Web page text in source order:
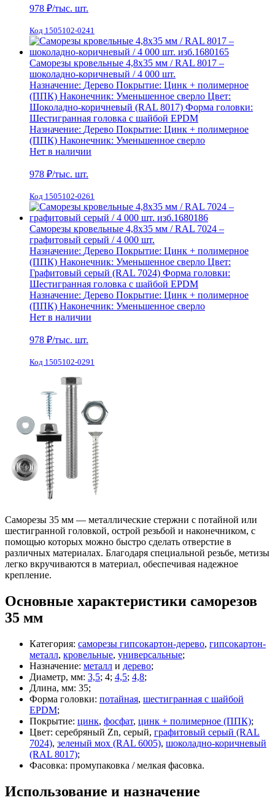
978 ₽/тыс. шт.
Код 1505102-0241
Саморезы кровельные 4,8х35 мм / RAL 8017 –
шоколадно-коричневый / 4 000 шт.
Назначение: Дерево Покрытие: Цинк + полимерное
(ППК) Наконечник: Уменьшенное сверло Цвет:
Шоколадно-коричневый (RAL 8017) Форма головки:
Шестигранная головка с шайбой EPDM
Назначение: Дерево Покрытие: Цинк + полимерное
(ППК) Наконечник: Уменьшенное сверло
Нет в наличии
978 ₽/тыс. шт.
Код 1505102-0261
Саморезы кровельные 4,8х35 мм / RAL 7024 –
графитовый серый / 4 000 шт.
Назначение: Дерево Покрытие: Цинк + полимерное
(ППК) Наконечник: Уменьшенное сверло Цвет:
Графитовый серый (RAL 7024) Форма головки:
Шестигранная головка с шайбой EPDM
Назначение: Дерево Покрытие: Цинк + полимерное
(ППК) Наконечник: Уменьшенное сверло
Нет в наличии
978 ₽/тыс. шт.
Код 1505102-0291
Саморезы 35 мм — металлические стержни с потайной или
шестигранной головкой, острой резьбой и наконечником, с
помощью которых можно быстро сделать отверстие в
различных материалах. Благодаря специальной резьбе, метизы
легко вкручиваются в материал, обеспечивая надежное
крепление.
Основные характеристики саморезов
35 мм
Категория: саморезы гипсокартон-дерево, гипсокартон-
металл, кровельные, универсальные;
Назначение: металл и дерево;
Диаметр, мм: 3,5; 4; 4,5; 4,8;
Длина, мм: 35;
Форма головки: потайная, шестигранная с шайбой
EPDM;
Покрытие: цинк, фосфат, цинк + полимерное (ППК);
Цвет: серебряный Zn, серый, графитовый серый (RAL
7024), зеленый мох (RAL 6005), шоколадно-коричневый
(RAL 8017);
Фасовка: промупаковка / мелкая фасовка.
Использование и назначение